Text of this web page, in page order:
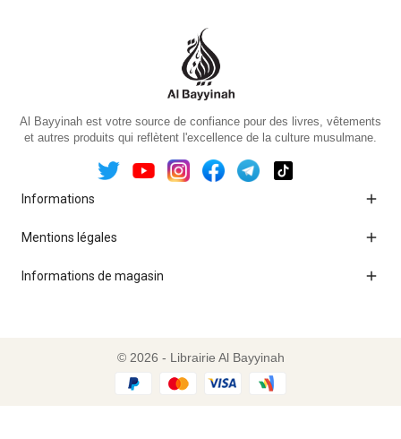
Al Bayyinah est votre source de confiance pour des livres, vêtements
et autres produits qui reflètent l'excellence de la culture musulmane.
Informations 
Mentions légales 
Informations de magasin 
© 2026 - Librairie Al Bayyinah